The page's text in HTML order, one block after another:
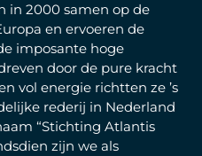
in 2000 samen op de
en ervoeren de
imposante hoge
door de pure kracht
vol energie richtten ze ’s
rederij in Nederland
“Stichting Atlantis
zijn we als